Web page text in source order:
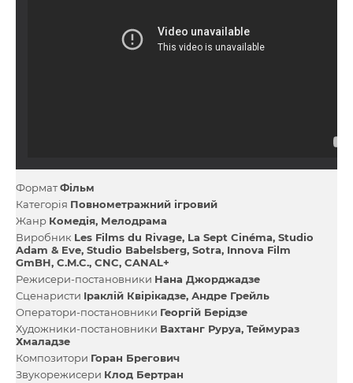
ФорматФільм
Категорія Повнометражний ігровий
Жанр Комедія Мелодрама
Виробник Les Films du Rivage La Sept Cinéma Studio
Adam & Eve Studio Babelsberg Sotra Innova Film
GmBH C.M.C. CNC CANAL+
Режисери-постановники Нана Джорджадзе
Сценаристи Іраклій Квірікадзе Андре Грейль
Оператори-постановники Георгій Берідзе
Художники-постановники Вахтанг Руруа Теймураз
Хмаладзе
Композитори Горан Брегович
Звукорежисери Клод Бертран